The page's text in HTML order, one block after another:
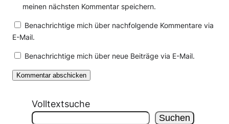
meinen nächsten Kommentar speichern.
Benachrichtige mich über nachfolgende Kommentare via
E-Mail.
Benachrichtige mich über neue Beiträge via E-Mail.
Volltextsuche
Suchen